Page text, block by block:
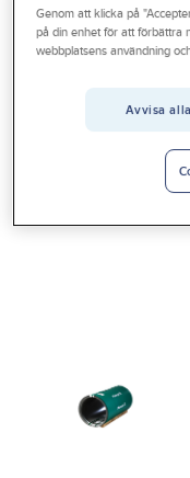
Kampanjer
Outlet
Gelia Produkter
Genom att klicka på
på din enhet för att förbättra
webbplatsens användning
Avvisa alla